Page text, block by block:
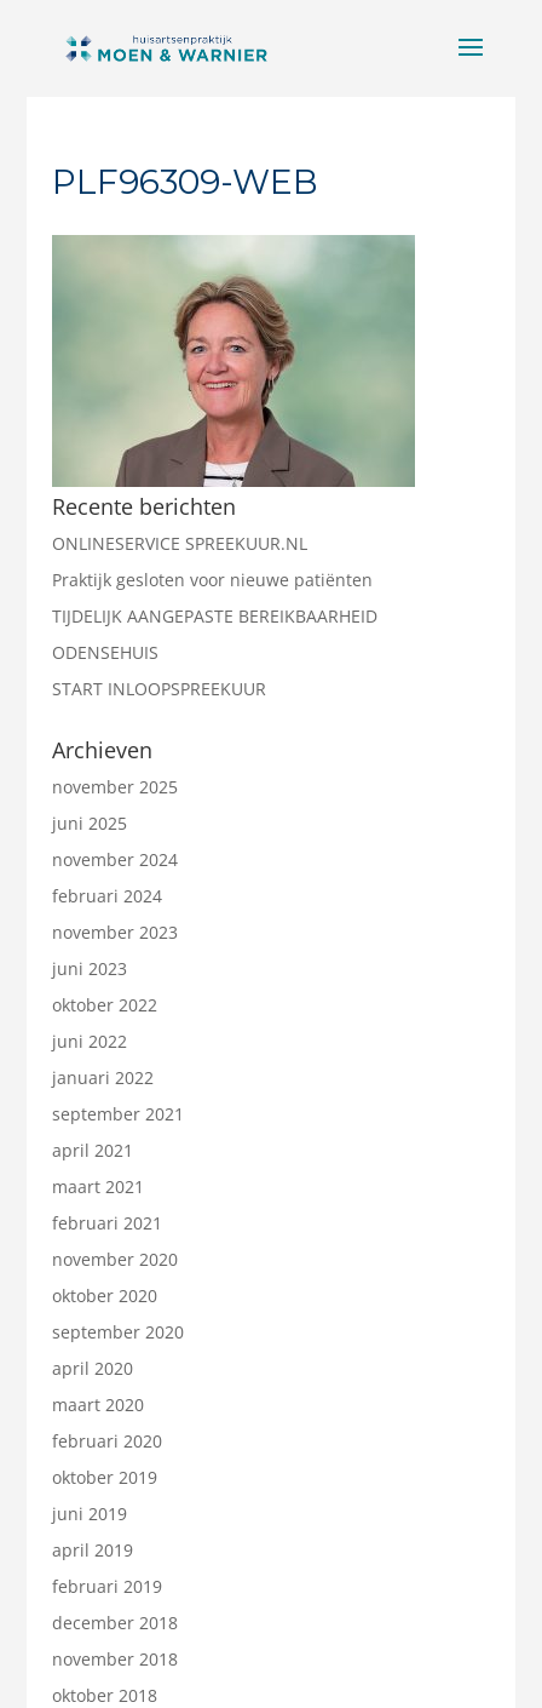
PLF96309-WEB
Recente berichten
ONLINESERVICE SPREEKUUR.NL
Praktijk gesloten voor nieuwe patiënten
TIJDELIJK AANGEPASTE BEREIKBAARHEID
ODENSEHUIS
START INLOOPSPREEKUUR
Archieven
november 2025
juni 2025
november 2024
februari 2024
november 2023
juni 2023
oktober 2022
juni 2022
januari 2022
september 2021
april 2021
maart 2021
februari 2021
november 2020
oktober 2020
september 2020
april 2020
maart 2020
februari 2020
oktober 2019
juni 2019
april 2019
februari 2019
december 2018
november 2018
oktober 2018